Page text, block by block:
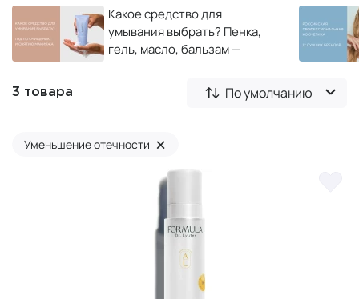
Какое средство для
умывания выбрать? Пенка,
гель, масло, бальзам —
3 товара По умолчанию
Уменьшение отечности ×